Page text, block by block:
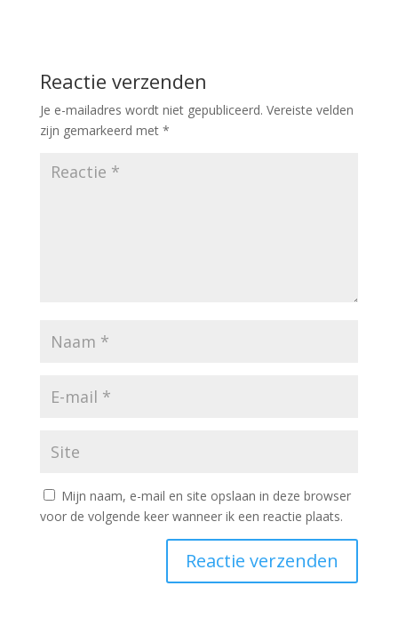
Reactie verzenden
Je e-mailadres wordt niet gepubliceerd. Vereiste velden
zijn gemarkeerd met *
Mijn naam, e-mail en site opslaan in deze browser
voor de volgende keer wanneer ik een reactie plaats.